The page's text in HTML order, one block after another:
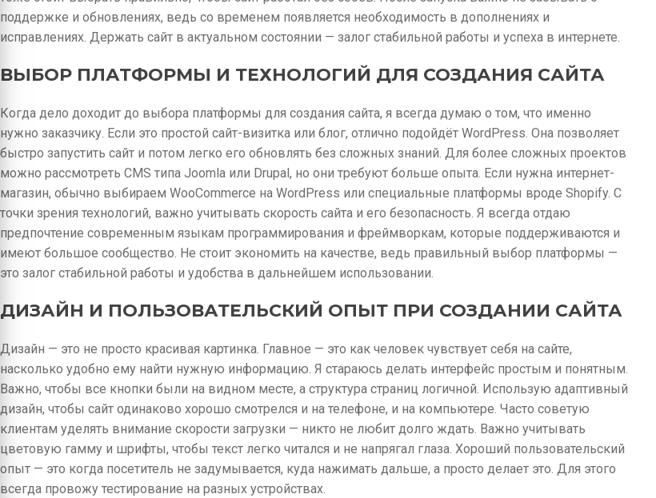
поддержке и обновлениях, ведь со временем появляется необходимость в дополнениях и
исправлениях. Держать сайт в актуальном состоянии — залог стабильной работы и успеха в интернете.
ВЫБОР ПЛАТФОРМЫ И ТЕХНОЛОГИЙ ДЛЯ СОЗДАНИЯ САЙТА
Когда дело доходит до выбора платформы для создания сайта, я всегда думаю о том, что именно
нужно заказчику. Если это простой сайт-визитка или блог, отлично подойдёт WordPress. Она позволяет
быстро запустить сайт и потом легко его обновлять без сложных знаний. Для более сложных проектов
можно рассмотреть CMS типа Joomla или Drupal, но они требуют больше опыта. Если нужна интернет-
магазин, обычно выбираем WooCommerce на WordPress или специальные платформы вроде Shopify. С
точки зрения технологий, важно учитывать скорость сайта и его безопасность. Я всегда отдаю
предпочтение современным языкам программирования и фреймворкам, которые поддерживаются и
имеют большое сообщество. Не стоит экономить на качестве, ведь правильный выбор платформы —
это залог стабильной работы и удобства в дальнейшем использовании.
ДИЗАЙН И ПОЛЬЗОВАТЕЛЬСКИЙ ОПЫТ ПРИ СОЗДАНИИ САЙТА
Дизайн — это не просто красивая картинка. Главное — это как человек чувствует себя на сайте,
насколько удобно ему найти нужную информацию. Я стараюсь делать интерфейс простым и понятным.
Важно, чтобы все кнопки были на видном месте, а структура страниц логичной. Использую адаптивный
дизайн, чтобы сайт одинаково хорошо смотрелся и на телефоне, и на компьютере. Часто советую
клиентам уделять внимание скорости загрузки — никто не любит долго ждать. Важно учитывать
цветовую гамму и шрифты, чтобы текст легко читался и не напрягал глаза. Хороший пользовательский
опыт — это когда посетитель не задумывается, куда нажимать дальше, а просто делает это. Для этого
всегда провожу тестирование на разных устройствах.